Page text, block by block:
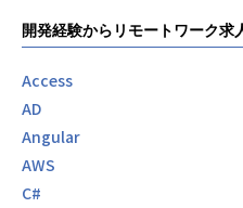
開発経験からリモートワーク求
Access
AD
Angular
AWS
C#